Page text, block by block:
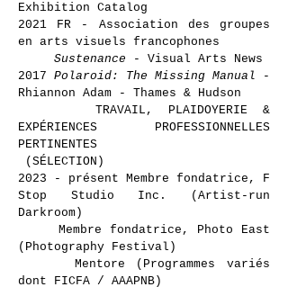
Exhibition Catalog
2021 FR - Association des groupes
en arts visuels francophones
Sustenance - Visual Arts News
2017 Polaroid: The Missing Manual -
Rhiannon Adam - Thames & Hudson
TRAVAIL, PLAIDOYERIE &
EXPÉRIENCES PROFESSIONNELLES
PERTINENTES
(SÉLECTION)
2023 - présent Membre fondatrice, F
Stop Studio Inc. (Artist-run
Darkroom)
Membre fondatrice, Photo East
(Photography Festival)
Mentore (Programmes variés
dont FICFA / AAAPNB)